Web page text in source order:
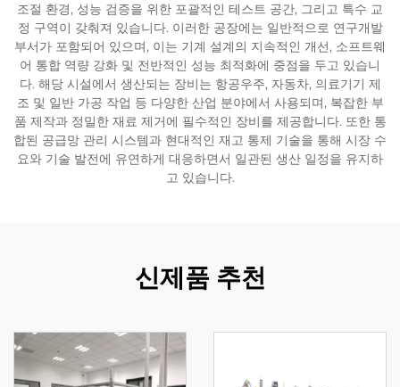
조절 환경, 성능 검증을 위한 포괄적인 테스트 공간, 그리고 특수 교
정 구역이 갖춰져 있습니다. 이러한 공장에는 일반적으로 연구개발
부서가 포함되어 있으며, 이는 기계 설계의 지속적인 개선, 소프트웨
어 통합 역량 강화 및 전반적인 성능 최적화에 중점을 두고 있습니
다. 해당 시설에서 생산되는 장비는 항공우주, 자동차, 의료기기 제
조 및 일반 가공 작업 등 다양한 산업 분야에서 사용되며, 복잡한 부
품 제작과 정밀한 재료 제거에 필수적인 장비를 제공합니다. 또한 통
합된 공급망 관리 시스템과 현대적인 재고 통제 기술을 통해 시장 수
요와 기술 발전에 유연하게 대응하면서 일관된 생산 일정을 유지하
고 있습니다.
신제품 추천